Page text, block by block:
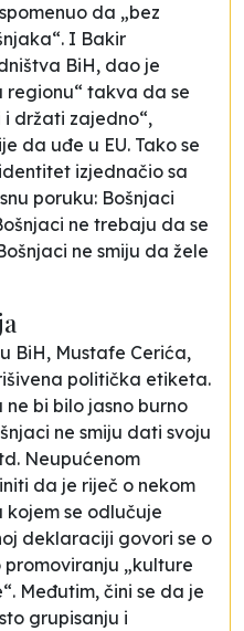
da „bez
I Bakir
BiH, dao je
takva da se
držati zajedno“,
da uđe u EU. Tako se
izjednačio sa
poruku: Bošnjaci
ne trebaju da se
ne smiju da žele
BiH, Mustafe Cerića,
politička etiketa.
bi bilo jasno burno
ne smiju dati svoju
Neupućenom
da je riječ o nekom
kojem se odlučuje
deklaraciji govori se o
„kulture
Međutim, čini se da je
grupisanju i